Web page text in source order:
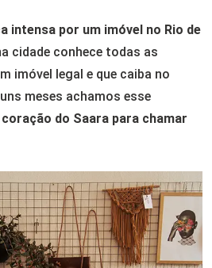
intensa por um imóvel no Rio de
cidade conhece todas as
imóvel legal e que caiba no
meses achamos esse
do Saara para chamar